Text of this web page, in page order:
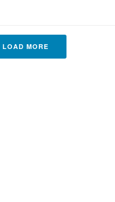
LOAD MORE